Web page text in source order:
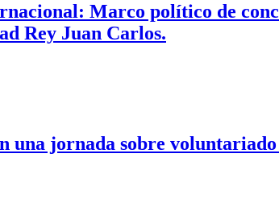
Marco político de
Rey Juan Carlos.
jornada sobre voluntariado